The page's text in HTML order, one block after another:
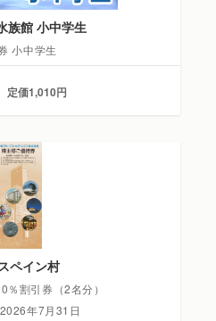
族館 小中学生
小中学生
定価1,010円
ペイン村
％割引券（2名分）
年7月31日